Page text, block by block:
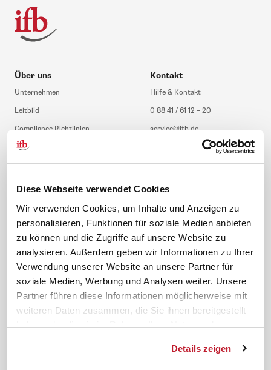
Diese Webseite verwendet Cookies
Wir verwenden Cookies, um Inhalte und Anzeigen zu
personalisieren, Funktionen für soziale Medien anbieten
zu können und die Zugriffe auf unsere Website zu
analysieren. Außerdem geben wir Informationen zu Ihrer
Verwendung unserer Website an unsere Partner für
soziale Medien, Werbung und Analysen weiter. Unsere
Partner führen diese Informationen möglicherweise mit
weiteren Daten zusammen, die Sie ihnen bereitgestellt
haben oder die sie im Rahmen Ihrer Nutzung der
Details zeigen
Über uns
Unternehmen
Leitbild
Compliance Richtlinien
Gute Gründe für das ifb
Karriere
Kontakt
Hilfe & Kontakt
0 88 41 / 61 12 – 20
service@ifb.de
Übersicht Beratung
Schulungsberatung
Inhouseberatung
Service
Newsletter
ifb-medien
Bahn Sondertarif
meinifb
Downloads & Formulare
FAQ
Themen
Betriebsrat gründen
BEM
BR-Wahl
SBV-Wahl
JAV-Wahl